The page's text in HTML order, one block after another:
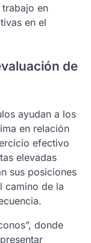
en
en el
de
ayudan a los
en relación
efectivo
elevadas
sus posiciones
camino de la
donde